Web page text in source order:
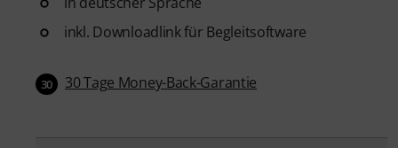
inkl. Downloadlink für Begleitsoftware
30 30 Tage Money-Back-Garantie